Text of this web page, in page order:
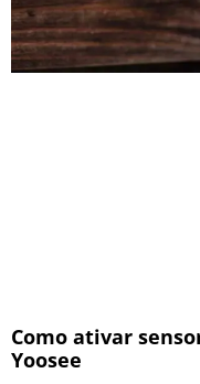
Como ativar
Yoosee